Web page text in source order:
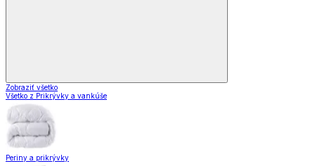
Zobraziť všetko
Všetko z Prikrývky a vankúše
Periny a prikrývky